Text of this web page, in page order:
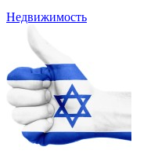
Недвижимость